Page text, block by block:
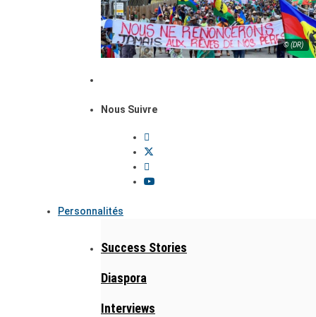
© (DR)
Nous Suivre
Personnalités
Success Stories
Diaspora
Interviews